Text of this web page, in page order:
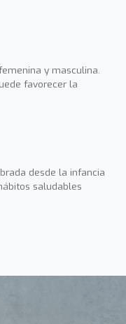
y masculina.
favorecer la
desde la infancia
saludables